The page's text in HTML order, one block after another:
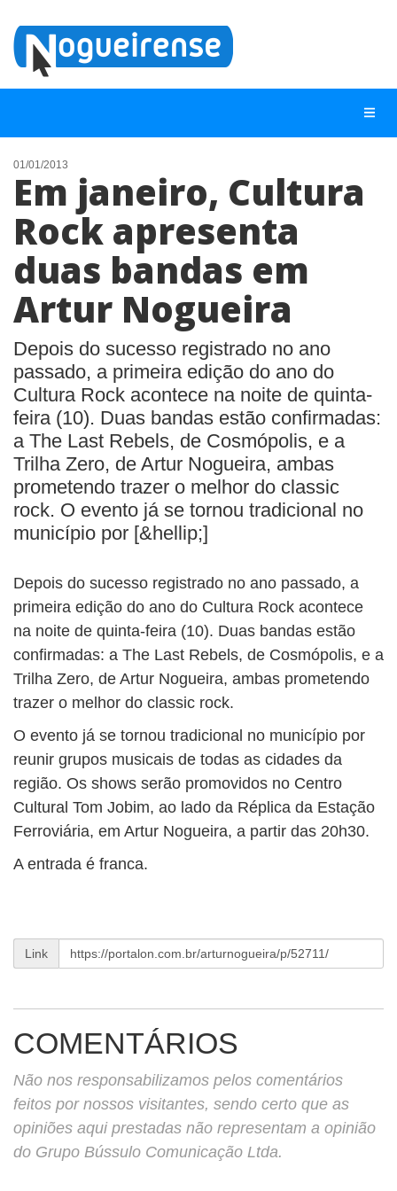
NOTÍCIAS
LISTA DIGITAL
TELEFONES ÚTEIS
CONTATO
ANUNCIE
BUSCAR
01/01/2013
Em janeiro, Cultura
Rock apresenta
duas bandas em
Artur Nogueira
Depois do sucesso registrado no ano
passado, a primeira edição do ano do
Cultura Rock acontece na noite de quinta-
feira (10). Duas bandas estão confirmadas:
a The Last Rebels, de Cosmópolis, e a
Trilha Zero, de Artur Nogueira, ambas
prometendo trazer o melhor do classic
rock. O evento já se tornou tradicional no
município por [&hellip;]
Depois do sucesso registrado no ano passado, a
primeira edição do ano do Cultura Rock acontece
na noite de quinta-feira (10). Duas bandas estão
confirmadas: a The Last Rebels, de Cosmópolis, e a
Trilha Zero, de Artur Nogueira, ambas prometendo
trazer o melhor do classic rock.
O evento já se tornou tradicional no município por
reunir grupos musicais de todas as cidades da
região. Os shows serão promovidos no Centro
Cultural Tom Jobim, ao lado da Réplica da Estação
Ferroviária, em Artur Nogueira, a partir das 20h30.
A entrada é franca.
Link
COMENTÁRIOS
Não nos responsabilizamos pelos comentários
feitos por nossos visitantes, sendo certo que as
opiniões aqui prestadas não representam a opinião
do Grupo Bússulo Comunicação Ltda.